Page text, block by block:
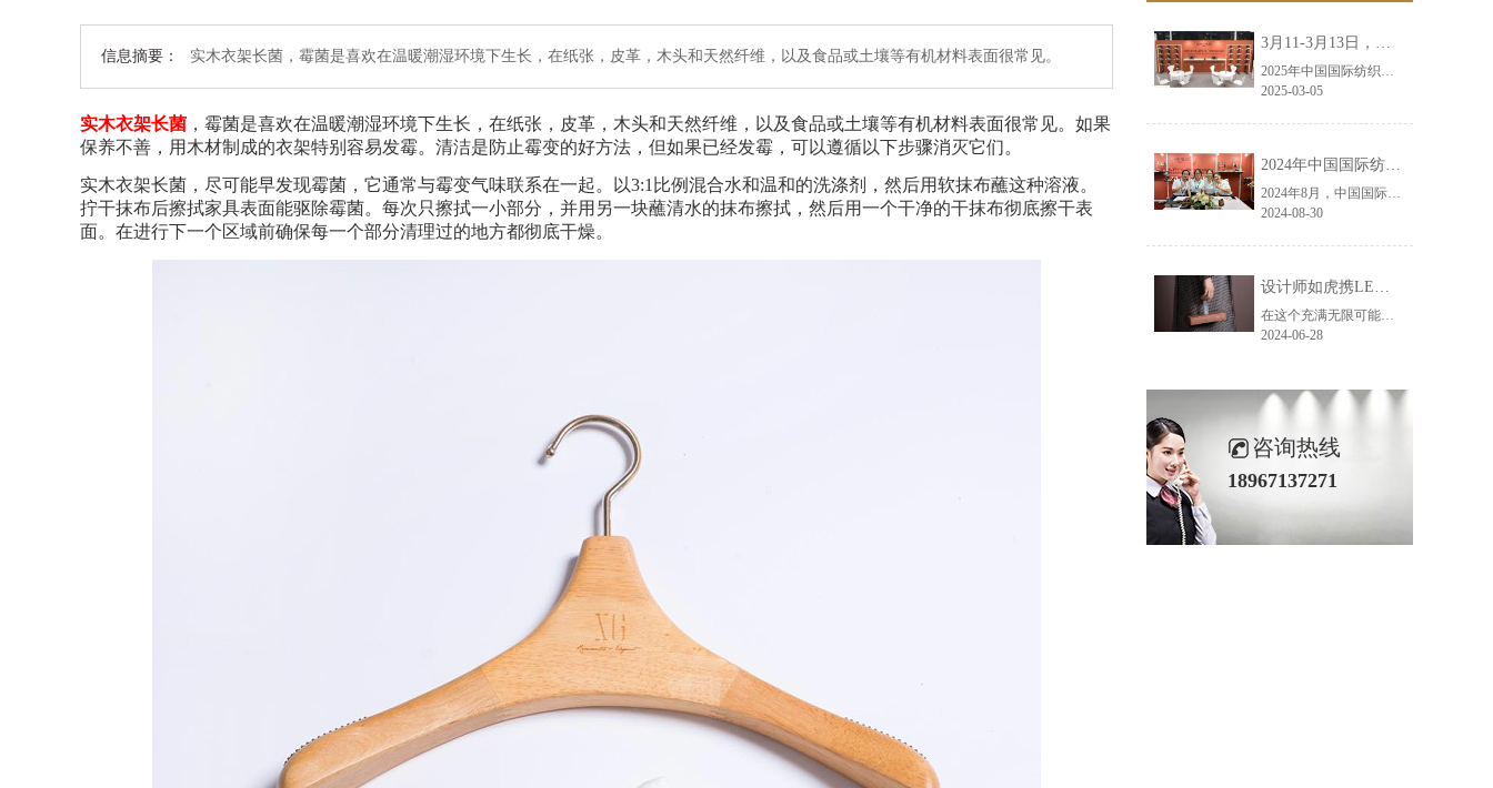
信息摘要： 实木衣架长菌，霉菌是喜欢在温暖潮湿环境下生长，在纸张，皮革，木头和天然纤维，以及食品或土壤等有机材料表面很常见。
实木衣架长菌 ，霉菌是喜欢在温暖潮湿环境下生长，在纸张，皮革，木头和天然纤维，以及食品或土壤等有机材料表面很常见。如果
保养不善，用木材制成的衣架特别容易发霉。清洁是防止霉变的好方法，但如果已经发霉，可以遵循以下步骤消灭它们。
实木衣架长菌，尽可能早发现霉菌，它通常与霉变气味联系在一起。以3:1 比例混合水和温和的洗涤剂，然后用软抹布蘸这种溶液。
拧干抹布后擦拭家具表面能驱除霉菌。每次只擦拭一小部分，并用另一块蘸清水的抹布擦拭，然后用一个干净的干抹布彻底擦干表
面。在进行下一个区域前确保每一个部分清理过的地方都彻底干燥。
3月11-3月13日，华恩诚邀您共赴上海面辅料春夏展——华恩
2025年中国国际纺织面料及辅料（春夏）博览会即将盛大开启！感谢您对华恩品牌的关注！3.11-3.13，杭州华恩（LEMONLEE）诚邀您共赴这场春日的宴会！
2025-03-05
2024年中国国际纺织面料及辅料（秋冬）博览会完美收官！——华恩
2024年8月，中国国际纺织面料及辅料（秋冬）博览会完美收官！作为一家拥有30年历史的专业衣架制造商，我们非常荣幸能够参与这一盛会，并在此期间与众多客户进行了广泛而深入的交流。
2024-08-30
设计师如虎携LEMONLEE红雪松礼盒荣获第六届未来·已来香港新锐当代设计奖铜奖
在这个充满无限可能的2024年夏季，LEMONLEE品牌设计师如虎以其非凡的创意与对自然的深刻理解，精心打造的红雪松木球礼盒，在“2024未来·已来——第六届香港新锐当代设计奖”中摘得铜奖。这不仅是对设计师如虎原创设计能力的嘉奖，更是对LEMONLEE品牌的高度认可。
2024-06-28
咨询热线
18967137271